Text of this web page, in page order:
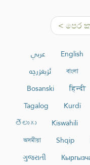
< පෙර
عربي English
ئۇيغۇرچە
বাংলা
Bosanski
हिन्दी
Tagalog
Kurdî
తెలుగు
Kiswahili
অসমীয়া
Shqip
ગુજરાતી